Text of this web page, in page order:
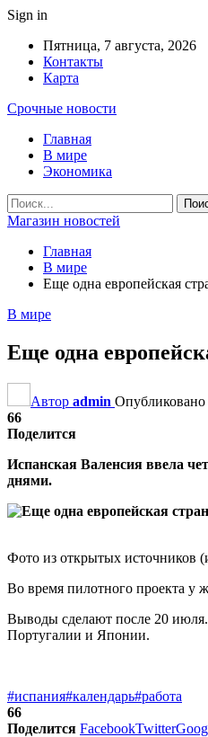
Sign in
Пятница, 7 августа, 2026
Контакты
Карта
Срочные новости
Главная
В мире
Экономика
Магазин новостей
Главная
В мире
Еще одна европейская
В мире
Еще одна
Автор admin Опубликовано
66
Поделится
Испанская Валенсия ввела
днями.
Фото из открытых источников
Во время пилотного проекта у
Выводы сделают после 20
Португалии и Японии.
#испания#календарь#работа
66
Поделится FacebookTwitter